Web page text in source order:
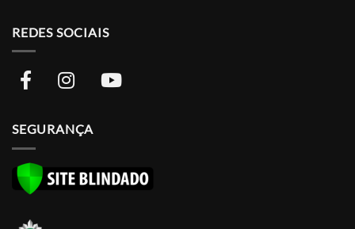
REDES SOCIAIS
SEGURANÇA